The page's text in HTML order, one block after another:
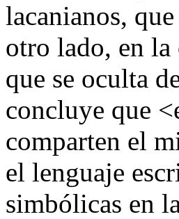
lacanianos,
otro lado, en la
que se oculta
concluye que
comparten el
el lenguaje
simbólicas en